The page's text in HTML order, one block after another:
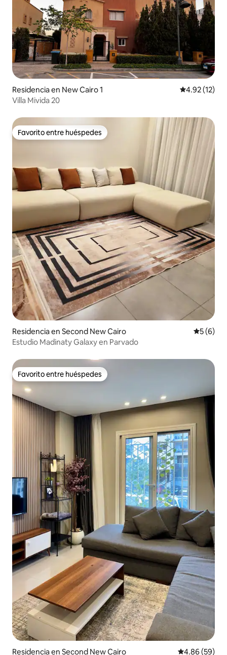
Residencia en New Cairo 1 Calificación
4.92 (12)
Villa Mivida 20
Favorito entre huéspedes
Favorito entre huéspedes
Residencia en Second New Cairo
5 (6)
Estudio Madinaty Galaxy en Parvado
Favorito entre huéspedes
Favorito entre huéspedes
Residencia en Second New Cairo Calificación
4.86 (59)